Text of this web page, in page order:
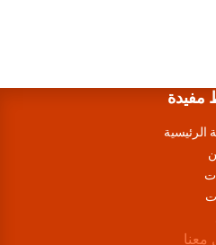
مفيدة
الرئيسية
معنا